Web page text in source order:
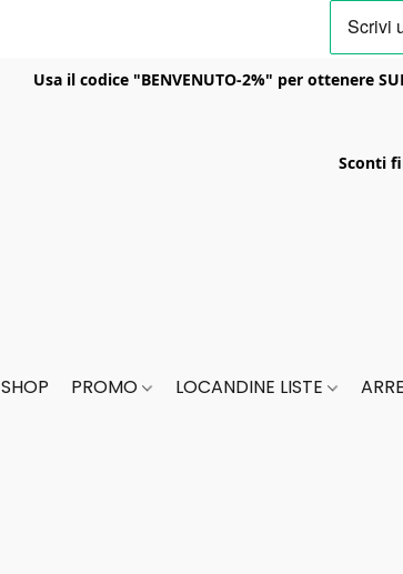
Usa il codice "BENVENUTO-2%" per ottenere
Sconti
SHOP PROMO LOCANDINE LISTE